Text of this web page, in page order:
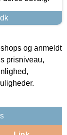
og anmeldt
prisniveau,